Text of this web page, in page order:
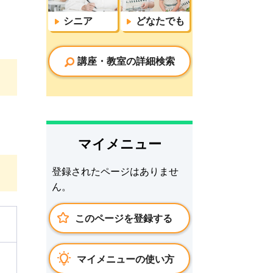
シニア どなたでも
講座・教室の詳細検索
マイメニュー
登録されたページはありませ
ん。
このページを登録する
マイメニューの使い方